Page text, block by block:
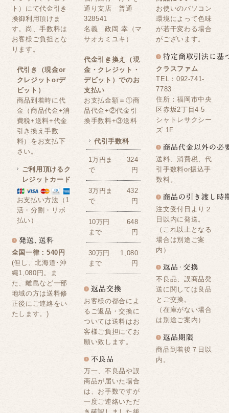
ト）にて代金引き
換御利用頂けま
す。尚、手数料は
お客様ご負担とな
ります。
代引き（現金or
クレジットorデ
ビット）
商品到着時に代
金（商品代金+消
費税+送料+代金
引き換え手数
料）をお支払下
さい。
ご利用頂けるク
レジットカード
お支払い方法（1
活・分割・リボ
払い）
全国一律：540円
(但し、北海道･沖
縄1,080円。ま
た、離島など一部
地域の方は送料修
正後にご連絡をい
たします。)
通り支店 普通
328541
名義 政岡 幸（マ
サオカミユキ）
代金引き換え（現
金・クレジット・
デビット）でのお
支払い
お支払金額＝①商
品代金+②代金引
換手数料+③送料
代引手数料
1万円ま
で
324
円
3万円ま
で
432
円
10万円
まで
648
円
30万円
まで
1,080
円
お客様の都合によ
るご返品・交換に
ついては送料はお
客様ご負担にてお
願い致します。
万一、不良品や誤
商品が届いた場合
は、お手数ですが
一度ご連絡いただ
お使いのパソコン
環境によって色味
が若干変わる場合
がございます。
クラスファム
TEL：092-741-
7783
住所：福岡市中央
区赤坂2丁目4-5
シャトレサクシー
ズ 1F
送料、消費税、代
引手数料or振込手
数料。
注文受付日より２
日以内に発送。
（これ以上となる
場合は別途ご案
内）
不良品、誤商品発
送に関しては良品
とご交換。
（在庫がない場合
は別途ご案内）
商品到着後７日以
内。